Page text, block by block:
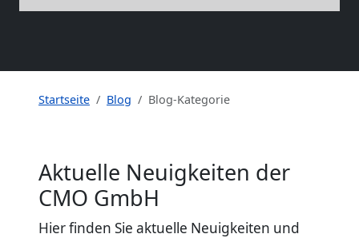
Startseite Blog Blog-Kategorie
Aktuelle Neuigkeiten der
CMO GmbH
Hier finden Sie aktuelle Neuigkeiten und